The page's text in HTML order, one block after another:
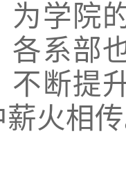
为学院
各系部
不断提
火相